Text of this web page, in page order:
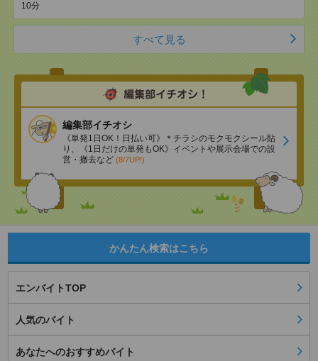
10分
すべて見る
編集部イチオシ
《単発1日OK！日払い可》＊チラシのモクモクシール貼
り、《1日だけの単発もOK》イベントや展示会場での設
営・撤去など (8/7UP!)
かんたん検索はこちら
エンバイトTOP
人気のバイト
あなたへのおすすめバイト